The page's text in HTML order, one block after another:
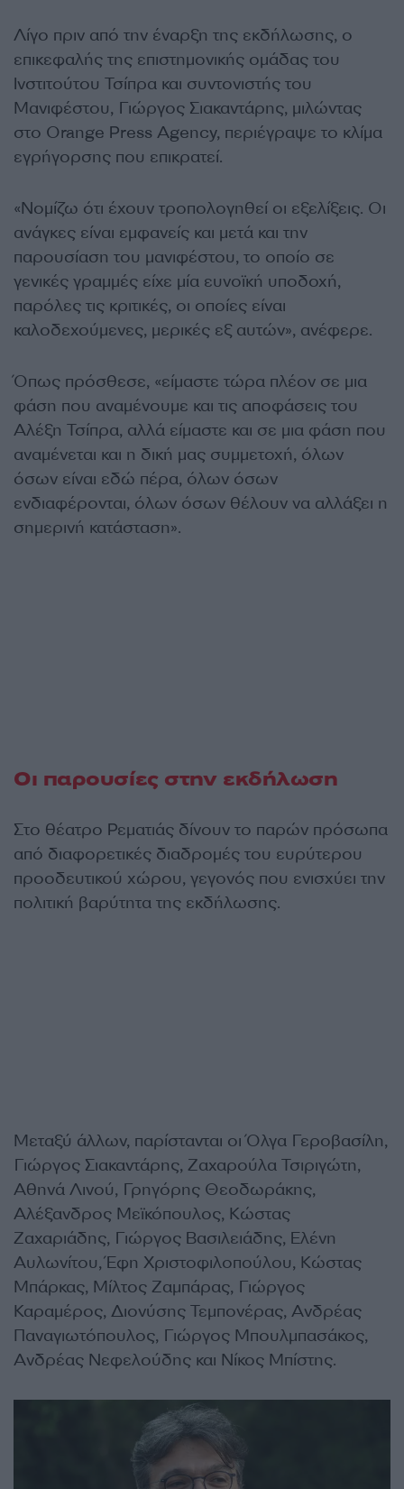
Λίγο πριν από την έναρξη της εκδήλωσης, ο
επικεφαλής της επιστημονικής ομάδας του
Ινστιτούτου Τσίπρα και συντονιστής του
Μανιφέστου, Γιώργος Σιακαντάρης, μιλώντας
στο Orange Press Agency, περιέγραψε το κλίμα
εγρήγορσης που επικρατεί.
«Νομίζω ότι έχουν τροπολογηθεί οι εξελίξεις. Οι
ανάγκες είναι εμφανείς και μετά και την
παρουσίαση του μανιφέστου, το οποίο σε
γενικές γραμμές είχε μία ευνοϊκή υποδοχή,
παρόλες τις κριτικές, οι οποίες είναι
καλοδεχούμενες, μερικές εξ αυτών», ανέφερε.
Όπως πρόσθεσε, «είμαστε τώρα πλέον σε μια
φάση που αναμένουμε και τις αποφάσεις του
Αλέξη Τσίπρα, αλλά είμαστε και σε μια φάση που
αναμένεται και η δική μας συμμετοχή, όλων
όσων είναι εδώ πέρα, όλων όσων
ενδιαφέρονται, όλων όσων θέλουν να αλλάξει η
σημερινή κατάσταση».
Οι παρουσίες στην εκδήλωση
Στο θέατρο Ρεματιάς δίνουν το παρών πρόσωπα
από διαφορετικές διαδρομές του ευρύτερου
προοδευτικού χώρου, γεγονός που ενισχύει την
πολιτική βαρύτητα της εκδήλωσης.
Μεταξύ άλλων, παρίστανται οι Όλγα Γεροβασίλη,
Γιώργος Σιακαντάρης, Ζαχαρούλα Τσιριγώτη,
Αθηνά Λινού, Γρηγόρης Θεοδωράκης,
Αλέξανδρος Μεϊκόπουλος, Κώστας
Ζαχαριάδης, Γιώργος Βασιλειάδης, Ελένη
Αυλωνίτου, Έφη Χριστοφιλοπούλου, Κώστας
Μπάρκας, Μίλτος Ζαμπάρας, Γιώργος
Καραμέρος, Διονύσης Τεμπονέρας, Ανδρέας
Παναγιωτόπουλος, Γιώργος Μπουλμπασάκος,
Ανδρέας Νεφελούδης και Νίκος Μπίστης.